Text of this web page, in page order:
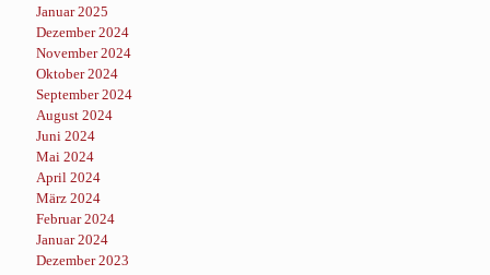
Januar 2025
Dezember 2024
November 2024
Oktober 2024
September 2024
August 2024
Juni 2024
Mai 2024
April 2024
März 2024
Februar 2024
Januar 2024
Dezember 2023